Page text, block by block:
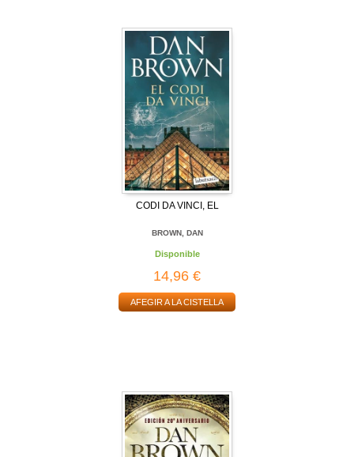
CODI DA VINCI, EL
BROWN, DAN
Disponible
14,96 €
AFEGIR A LA CISTELLA